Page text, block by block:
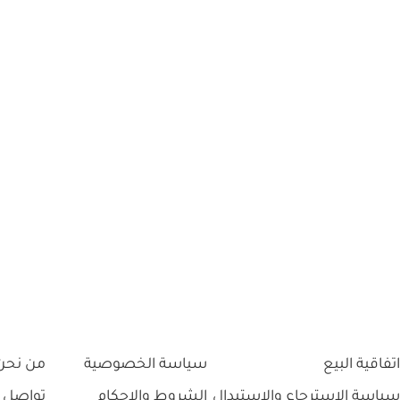
اتفاقية البيع
سياسة الخصوصية
من